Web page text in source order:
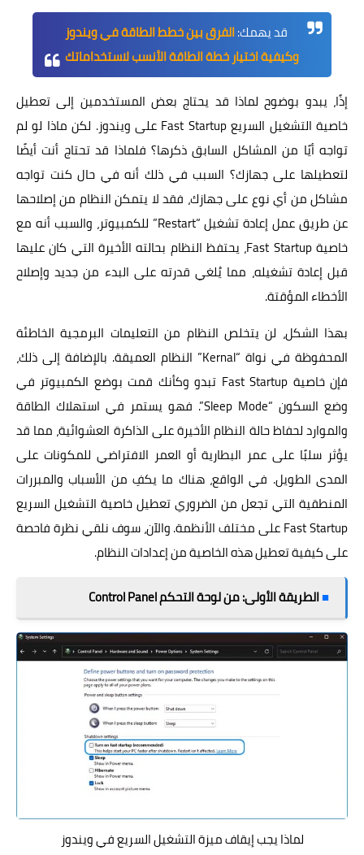
قد يهمك:الفرق بين خطط الطاقة في ويندوز
وكيفية اختيار خطة الطاقة الأنسب لاستخداماتك
إذًا، يبدو بوضوح لماذا قد يحتاج بعض المستخدمين إلى تعطيل
خاصية التشغيل السريع Fast Startup على ويندوز. لكن ماذا لو لم
تواجه أيًا من المشاكل السابق ذكرها؟ فلماذا قد تحتاج أنت أيضًا
لتعطيلها على جهازك؟ السبب في ذلك أنه في حال كنت تواجه
مشاكل من أي نوع على جهازك، فقد لا يتمكن النظام من إصلاحها
عن طريق عمل إعادة تشغيل “Restart” للكمبيوتر، والسبب أنه مع
خاصية Fast Startup، يحتفظ النظام بحالته الأخيرة التي كان عليها
قبل إعادة تشغيله، مما يُلغي قدرته على البدء من جديد وإصلاح
الأخطاء المؤقتة.
بهذا الشكل، لن يتخلص النظام من التعليمات البرمجية الخاطئة
المحفوظة في نواة “Kernal” النظام العميقة. بالإضافة إلى ذلك،
فإن خاصية Fast Startup تبدو وكأنك قمت بوضع الكمبيوتر في
وضع السكون “Sleep Mode”. فهو يستمر في استهلاك الطاقة
والموارد لحفاظ حالة النظام الأخيرة على الذاكرة العشوائية، مما قد
يؤثر سلبًا على عمر البطارية أو العمر الافتراضي للمكونات على
المدى الطويل. في الواقع، هناك ما يكفِ من الأسباب والمبررات
المنطقية التي تجعل من الضروري تعطيل خاصية التشغيل السريع
Fast Startup على مختلف الأنظمة. والآن، سوف نلقي نظرة فاحصة
على كيفية تعطيل هذه الخاصية من إعدادات النظام.
■الطريقة الأولى: من لوحة التحكم Control Panel
لماذا يجب إيقاف ميزة التشغيل السريع في ويندوز